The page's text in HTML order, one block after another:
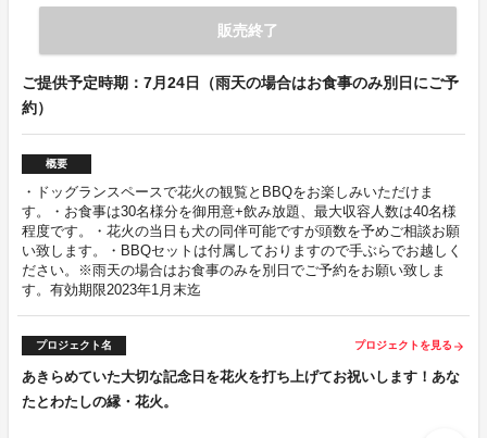
販売終了
ご提供予定時期：7月24日（雨天の場合はお食事のみ別日にご予
約）
概要
・ドッグランスペースで花火の観覧とBBQをお楽しみいただけま
す。・お食事は30名様分を御用意+飲み放題、最大収容人数は40名様
程度です。・花火の当日も犬の同伴可能ですが頭数を予めご相談お願
い致します。・BBQセットは付属しておりますので手ぶらでお越しく
ださい。※雨天の場合はお食事のみを別日でご予約をお願い致しま
す。有効期限2023年1月末迄
プロジェクト名 プロジェクトを見る arrow_forward
あきらめていた大切な記念日を花火を打ち上げてお祝いします！あな
たとわたしの縁・花火。